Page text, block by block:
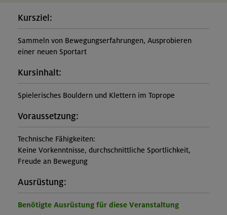
Kursziel:
Sammeln von Bewegungserfahrungen, Ausprobieren
einer neuen Sportart
Kursinhalt:
Spielerisches Bouldern und Klettern im Toprope
Voraussetzung:
Technische Fähigkeiten:
Keine Vorkenntnisse, durchschnittliche Sportlichkeit,
Freude an Bewegung
Ausrüstung:
Benötigte Ausrüstung für diese Veranstaltung